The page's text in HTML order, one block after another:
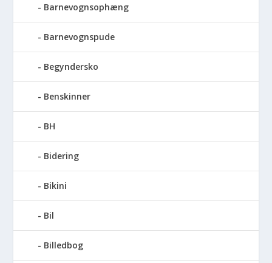
Barnevognsophæng
Barnevognspude
Begyndersko
Benskinner
BH
Bidering
Bikini
Bil
Billedbog